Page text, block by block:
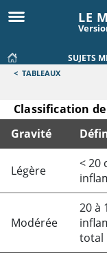
LE
SUJETS
< TABLEAUX
Classification
Classification de la
Gravité
Légère <20
Modérée
20 à
total